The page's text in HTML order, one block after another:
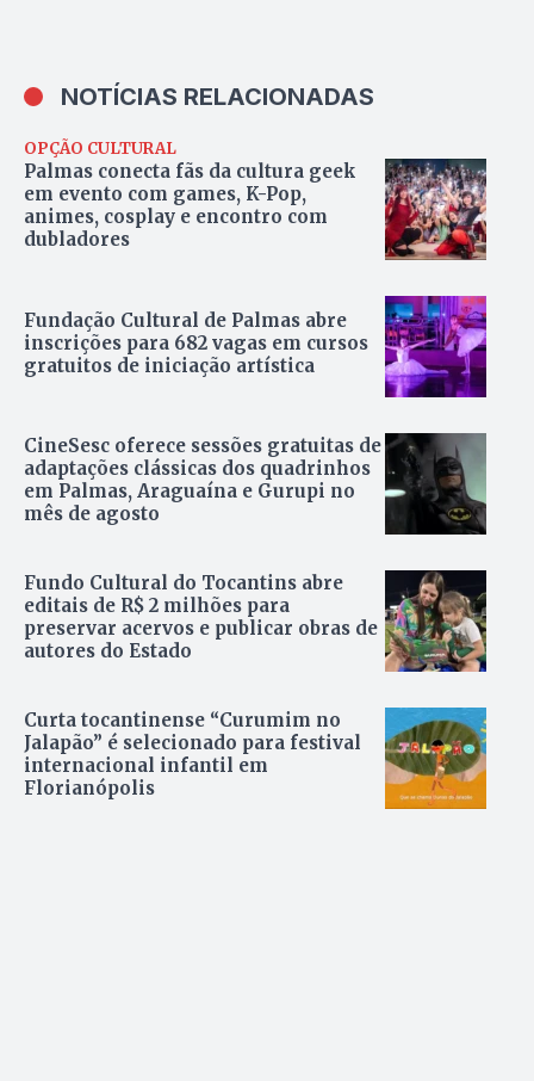
NOTÍCIAS RELACIONADAS
OPÇÃO CULTURAL
Palmas conecta fãs da cultura geek
em evento com games, K-Pop,
animes, cosplay e encontro com
dubladores
Fundação Cultural de Palmas abre
inscrições para 682 vagas em cursos
gratuitos de iniciação artística
CineSesc oferece sessões gratuitas de
adaptações clássicas dos quadrinhos
em Palmas, Araguaína e Gurupi no
mês de agosto
Fundo Cultural do Tocantins abre
editais de R$ 2 milhões para
preservar acervos e publicar obras de
autores do Estado
Curta tocantinense “Curumim no
Jalapão” é selecionado para festival
internacional infantil em
Florianópolis